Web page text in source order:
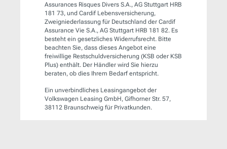
Assurances Risques Divers S.A., AG Stuttgart HRB
181 73, und Cardif Lebensversicherung,
Zweigniederlassung für Deutschland der Cardif
Assurance Vie S.A., AG Stuttgart HRB 181 82. Es
besteht ein gesetzliches Widerrufsrecht. Bitte
beachten Sie, dass dieses Angebot eine
freiwillige Restschuldversicherung (KSB oder KSB
Plus) enthält. Der Händler wird Sie hierzu
beraten, ob dies Ihrem Bedarf entspricht.
Ein unverbindliches Leasingangebot der
Volkswagen Leasing GmbH, Gifhorner Str. 57,
38112 Braunschweig für Privatkunden.